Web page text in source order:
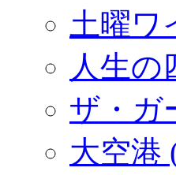
土曜ワ
人生の
ザ・ガ
大空港